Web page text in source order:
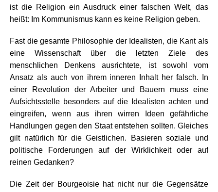
ist die Religion ein Ausdruck einer falschen Welt, das
heißt: Im Kommunismus kann es keine Religion geben.
Fast die gesamte Philosophie der Idealisten, die Kant als
eine Wissenschaft über die letzten Ziele des
menschlichen Denkens ausrichtete, ist sowohl vom
Ansatz als auch von ihrem inneren Inhalt her falsch. In
einer Revolution der Arbeiter und Bauern muss eine
Aufsichtsstelle besonders auf die Idealisten achten und
eingreifen, wenn aus ihren wirren Ideen gefährliche
Handlungen gegen den Staat entstehen sollten. Gleiches
gilt natürlich für die Geistlichen. Basieren soziale und
politische Forderungen auf der Wirklichkeit oder auf
reinen Gedanken?
Die Zeit der Bourgeoisie hat nicht nur die Gegensätze